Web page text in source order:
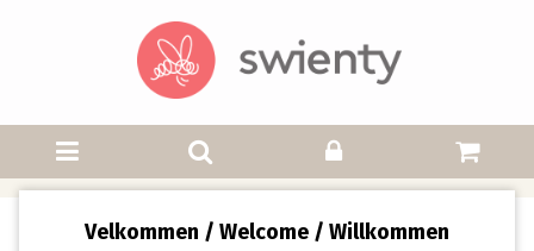
Velkommen / Welcome / Willkommen